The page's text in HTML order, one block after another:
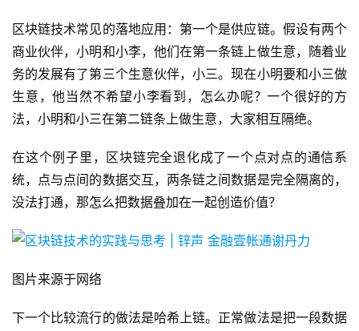
区块链技术常见的落地应用：第一个是供应链。假设有两个
商业伙伴，小明和小李，他们在第一条链上做生意，随着业
务的发展有了第三个生意伙伴，小三。现在小明要和小三做
生意，他当然不希望小李看到，怎么办呢？一个很好的方
法，小明和小三在第二链条上做生意，大家相互隔绝。
在这个例子里，区块链完全退化成了一个点对点的通信系
统，点与点间的数据交互，两条链之间数据是完全隔离的，
没法打通，那怎么把数据叠加在一起创造价值？
图片来源于网络
下一个比较流行的做法是哈希上链。正常做法是把一段数据